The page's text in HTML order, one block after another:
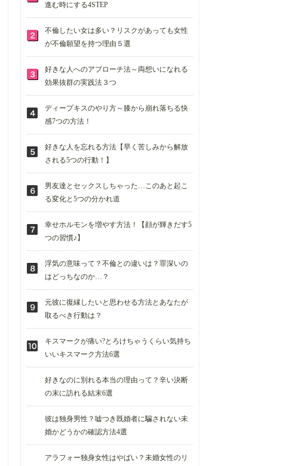
進む時にする4STEP
不倫したい女は多い？リスクがあっても女性
が不倫願望を持つ理由５選
好きな人へのアプローチ法～両想いになれる
効果抜群の実践法３つ
ディープキスのやり方～膝から崩れ落ちる快
感7つの方法！
好きな人を忘れる方法【早く苦しみから解放
される5つの行動！】
男友達とセックスしちゃった…このあと起こ
る変化と5つの分かれ道
幸せホルモンを増やす方法！【顔が輝きだす5
つの習慣♪】
浮気の意味って？不倫との違いは？罪深いの
はどっちなのか…？
元彼に復縁したいと思わせる方法とあなたが
取るべき行動は？
キスマークが痛い?とろけちゃうくらい気持ち
いいキスマーク方法6選
好きなのに別れる本当の理由って？辛い決断
の末に訪れる結末6選
彼は独身男性？嘘つき既婚者に騙されない未
婚かどうかの確認方法4選
アラフォー独身女性はやばい？未婚女性のリ